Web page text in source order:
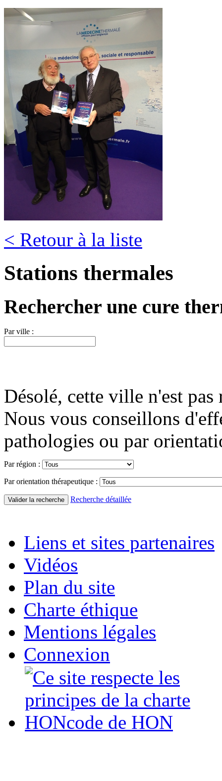
< Retour à la liste
Stations thermales
Rechercher une cure
Par ville :
Désolé, cette ville n'est pas
Nous vous conseillons
pathologies ou par
Par région :
Par orientation thérapeutique :
Recherche détaillée
Liens et sites partenaires
Vidéos
Plan du site
Charte éthique
Mentions légales
Connexion